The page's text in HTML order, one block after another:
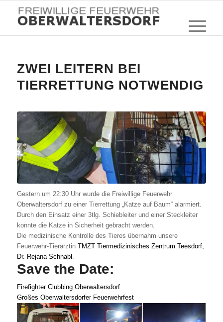
ZWEI LEITERN BEI
TIERRETTUNG NOTWENDIG
Gestern um 22:30 Uhr wurde die Freiwillige Feuerwehr
Oberwaltersdorf zu einer Tierrettung „Katze auf Baum“ alarmiert.
Durch den Einsatz einer 3tlg. Schiebleiter und einer Steckleiter
konnte die Katze in Sicherheit gebracht werden.
Die medizinische Kontrolle des Tieres übernahm unsere
Feuerwehr-Tierärztin TMZT Tiermedizinisches Zentrum Teesdorf,
Dr. Rejana Schnabl
Save the Date:
Firefighter Clubbing Oberwaltersdorf
Großes Oberwaltersdorfer Feuerwehrfest